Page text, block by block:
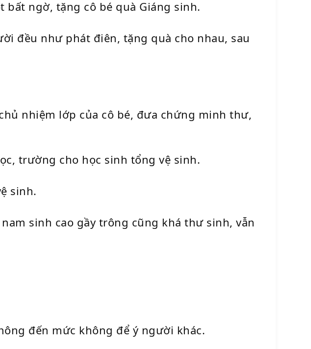
ngờ, tặng cô bé quà Giáng sinh.
đều như phát điên, tặng quà cho nhau, sau
nhiệm lớp của cô bé, đưa chứng minh thư,
trường cho học sinh tổng vệ sinh.
sinh.
sinh cao gầy trông cũng khá thư sinh, vẫn
đến mức không để ý người khác.